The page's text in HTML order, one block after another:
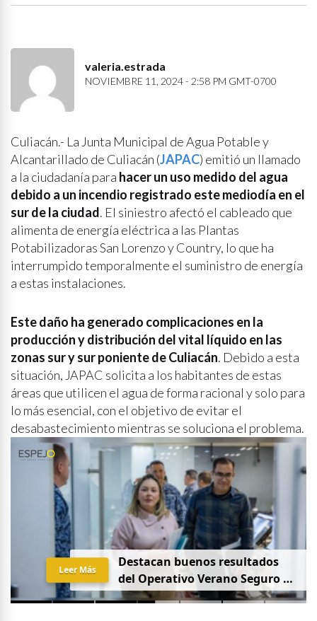
valeria.estrada
NOVIEMBRE 11, 2024 - 2:58 PM GMT-0700
Culiacán.- La Junta Municipal de Agua Potable y
Alcantarillado de Culiacán (JAPAC) emitió un llamado
a la ciudadanía para hacer un uso medido del agua
debido a un incendio registrado este mediodía en el
sur de la ciudad. El siniestro afectó el cableado que
alimenta de energía eléctrica a las Plantas
Potabilizadoras San Lorenzo y Country, lo que ha
interrumpido temporalmente el suministro de energía
a estas instalaciones.
Este daño ha generado complicaciones en la
producción y distribución del vital líquido en las
zonas sur y sur poniente de Culiacán. Debido a esta
situación, JAPAC solicita a los habitantes de estas
áreas que utilicen el agua de forma racional y solo para
lo más esencial, con el objetivo de evitar el
desabastecimiento mientras se soluciona el problema.
Destacan buenos resultados
del Operativo Verano Seguro en
mesa de Construcción de Paz,
Leer Más